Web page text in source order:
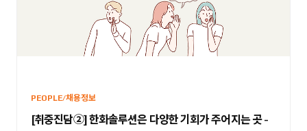
PEOPLE/채용정보
[취중진담②] 한화솔루션은 다양한 기회가 주어지는 곳 -